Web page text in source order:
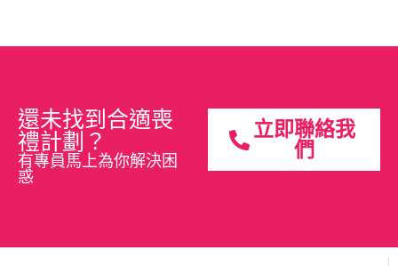
還未找到合適喪
禮計劃？
有專員馬上為你解決困
惑
立即聯絡我
們